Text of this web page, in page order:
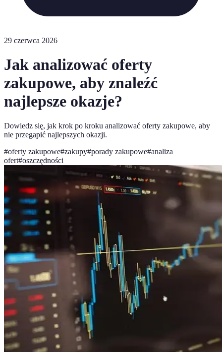
29 czerwca 2026
Jak analizować oferty
zakupowe, aby znaleźć
najlepsze okazje?
Dowiedz się, jak krok po kroku analizować oferty zakupowe, aby
nie przegapić najlepszych okazji.
#oferty zakupowe#zakupy#porady zakupowe#analiza
ofert#oszczędności